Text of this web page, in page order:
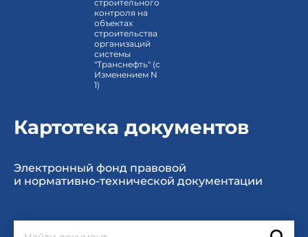
строительного
контроля на
объектах
строительства
организаций
системы
"Транснефть" (с
Изменением N
1)
Картотека документов
Электронный фонд правовой
и нормативно-технической документации